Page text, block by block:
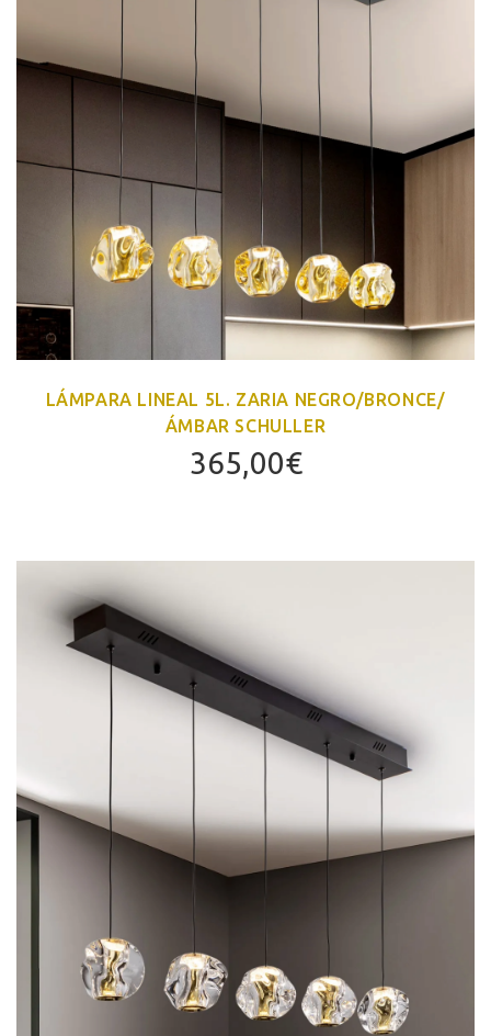
LÁMPARA LINEAL 5L. ZARIA NEGRO/BRONCE/
ÁMBAR SCHULLER
365,00€